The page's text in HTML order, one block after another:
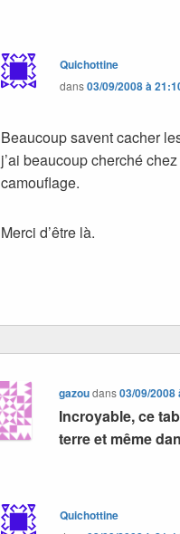
Quichottine
dans03/09/2008 à
Beaucoup savent cacher
j’ai beaucoup cherché
camouflage.
Merci d’être là.
gazoudans03/09/2008
Incroyable, ce
terre et même
Quichottine